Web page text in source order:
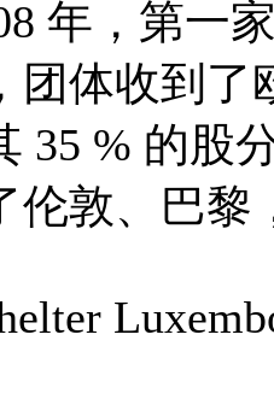
年，第一
团体收到了
35 % 的股
伦敦、巴黎